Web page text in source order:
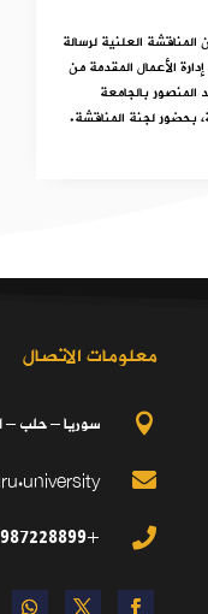
العلنية لرسالة
الأعمال المقدمة من
المنصور بالجامعة
بحضور لجنة المناقشة.
معلومات الاتصال
 سوريا – حلب –


+963987228899